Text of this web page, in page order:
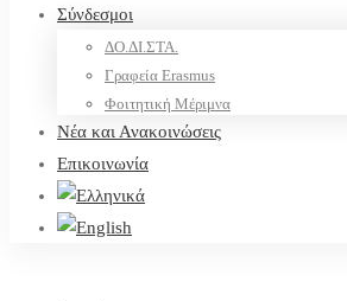
Σύνδεσμοι
ΔΟ.ΔΙ.ΣΤΑ.
Γραφεία Erasmus
Φοιτητική Μέριμνα
Νέα και Ανακοινώσεις
Επικοινωνία